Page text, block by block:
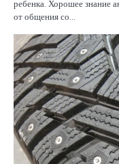
ребенка. Хорошее знание
от общения со…